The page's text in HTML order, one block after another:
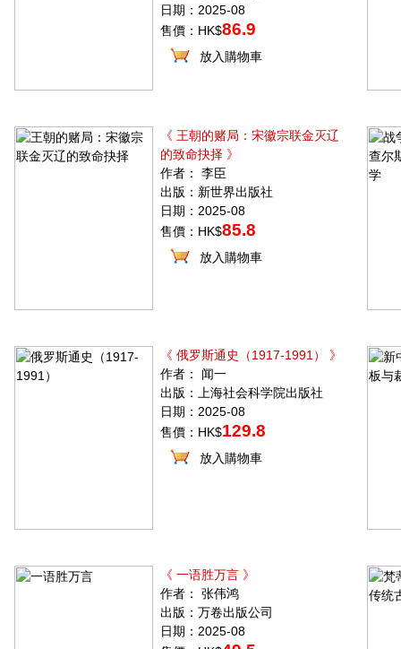
日期：2025-08
售價：HK$86.9
放入購物車
《 王朝的赌局：宋徽宗联金灭辽
的致命抉择 》
作者： 李臣
出版：新世界出版社
日期：2025-08
售價：HK$85.8
放入購物車
《 俄罗斯通史（1917-1991） 》
作者： 闻一
出版：上海社会科学院出版社
日期：2025-08
售價：HK$129.8
放入購物車
《 一语胜万言 》
作者： 张伟鸿
出版：万卷出版公司
日期：2025-08